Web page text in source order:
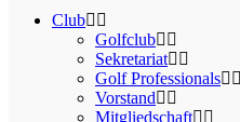
Club
Golfclub
Sekretariat
Golf Professionals
Vorstand
Mitgliedschaft